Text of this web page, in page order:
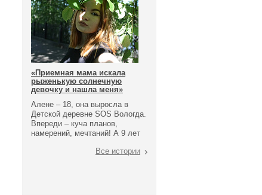
«Приемная мама искала
рыженькую солнечную
девочку и нашла меня»
Алене – 18, она выросла в
Детской деревне SOS Вологда.
Впереди – куча планов,
намерений, мечтаний! А 9 лет
интернатное учреждение,
Все истории